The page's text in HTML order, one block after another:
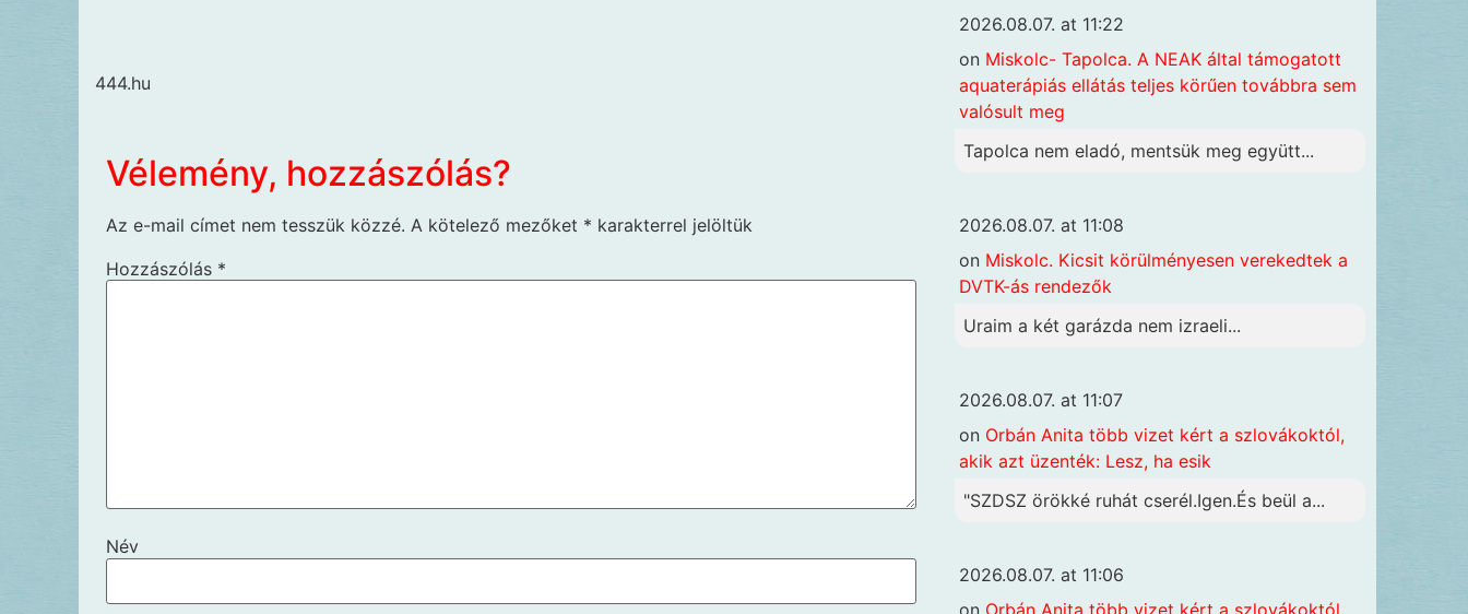
444.hu
Vélemény, hozzászólás?
Az e-mail címet nem tesszük közzé. A kötelező mezőket * karakterrel jelöltük
Hozzászólás *
Név
2026.08.07. at 11:22
on Miskolc- Tapolca. A NEAK által támogatott
aquaterápiás ellátás teljes körűen továbbra sem
valósult meg
Tapolca nem eladó, mentsük meg együtt...
2026.08.07. at 11:08
on Miskolc. Kicsit körülményesen verekedtek a
DVTK-ás rendezők
Uraim a két garázda nem izraeli...
2026.08.07. at 11:07
on Orbán Anita több vizet kért a szlovákoktól,
akik azt üzenték: Lesz, ha esik
"SZDSZ örökké ruhát cserél.Igen.És beül a...
2026.08.07. at 11:06
on Orbán Anita több vizet kért a szlovákoktól,